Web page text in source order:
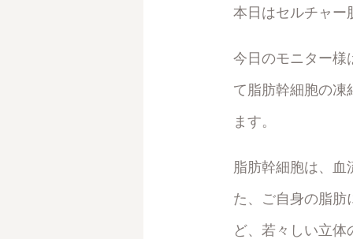
本日はセルチャー
今日のモニター様
て脂肪幹細胞の凍
ます。
脂肪幹細胞は、
た、ご自身の脂肪
ど、若々しい立